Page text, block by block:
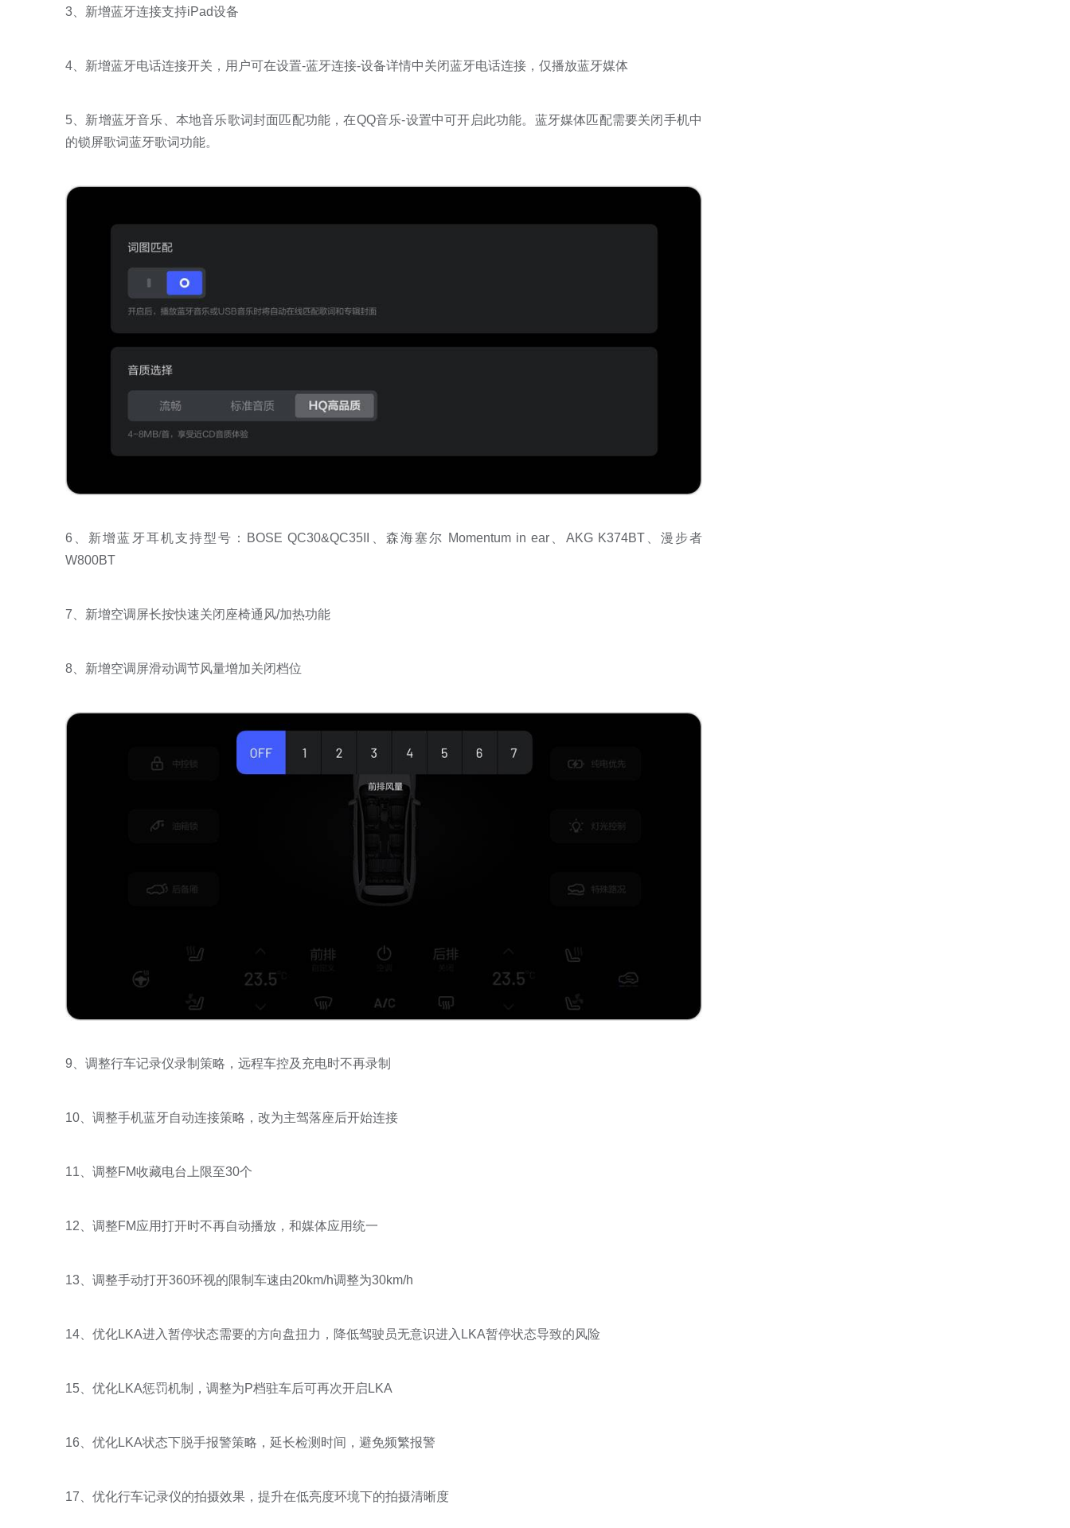
3、新增蓝牙连接支持iPad设备
4、新增蓝牙电话连接开关，用户可在设置-蓝牙连接-设备详情中关闭蓝牙电话连接，仅播放蓝牙媒体
5、新增蓝牙音乐、本地音乐歌词封面匹配功能，在QQ音乐-设置中可开启此功能。蓝牙媒体匹配需要关闭手机中
的锁屏歌词蓝牙歌词功能。
6、新增蓝牙耳机支持型号：BOSE QC30&QC35II、森海塞尔 Momentum in ear、AKG K374BT、漫步者
W800BT
7、新增空调屏长按快速关闭座椅通风/加热功能
8、新增空调屏滑动调节风量增加关闭档位
9、调整行车记录仪录制策略，远程车控及充电时不再录制
10、调整手机蓝牙自动连接策略，改为主驾落座后开始连接
11、调整FM收藏电台上限至30个
12、调整FM应用打开时不再自动播放，和媒体应用统一
13、调整手动打开360环视的限制车速由20km/h调整为30km/h
14、优化LKA进入暂停状态需要的方向盘扭力，降低驾驶员无意识进入LKA暂停状态导致的风险
15、优化LKA惩罚机制，调整为P档驻车后可再次开启LKA
16、优化LKA状态下脱手报警策略，延长检测时间，避免频繁报警
17、优化行车记录仪的拍摄效果，提升在低亮度环境下的拍摄清晰度